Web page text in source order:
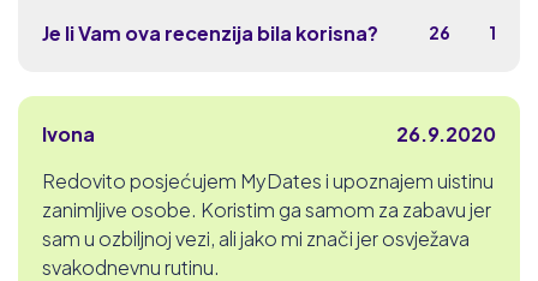
Je li Vam ova recenzija bila korisna? 26 1
Ivona
26.9.2020
Redovito posjećujem MyDates i upoznajem uistinu
zanimljive osobe. Koristim ga samom za zabavu jer
sam u ozbiljnoj vezi, ali jako mi znači jer osvježava
svakodnevnu rutinu.